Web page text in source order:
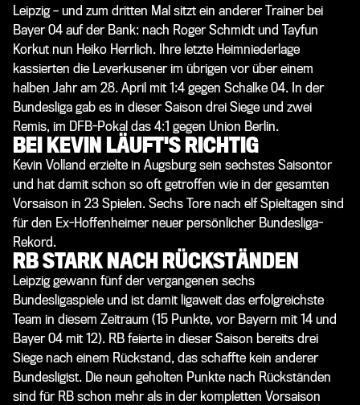
Leipzig – und zum dritten Mal sitzt ein anderer Trainer bei
Bayer 04 auf der Bank: nach Roger Schmidt und Tayfun
Korkut nun Heiko Herrlich. Ihre letzte Heimniederlage
kassierten die Leverkusener im übrigen vor über einem
halben Jahr am 28. April mit 1:4 gegen Schalke 04. In der
Bundesliga gab es in dieser Saison drei Siege und zwei
Remis, im DFB-Pokal das 4:1 gegen Union Berlin.
BEI KEVIN LÄUFT'S RICHTIG
Kevin Volland erzielte in Augsburg sein sechstes Saisontor
und hat damit schon so oft getroffen wie in der gesamten
Vorsaison in 23 Spielen. Sechs Tore nach elf Spieltagen sind
für den Ex-Hoffenheimer neuer persönlicher Bundesliga-
Rekord.
RB STARK NACH RÜCKSTÄNDEN
Leipzig gewann fünf der vergangenen sechs
Bundesligaspiele und ist damit ligaweit das erfolgreichste
Team in diesem Zeitraum (15 Punkte, vor Bayern mit 14 und
Bayer 04 mit 12). RB feierte in dieser Saison bereits drei
Siege nach einem Rückstand, das schaffte kein anderer
Bundesligist. Die neun geholten Punkte nach Rückständen
sind für RB schon mehr als in der kompletten Vorsaison